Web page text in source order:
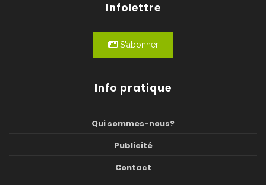
Infolettre
S'abonner
Info pratique
Qui sommes-nous?
Publicité
Contact